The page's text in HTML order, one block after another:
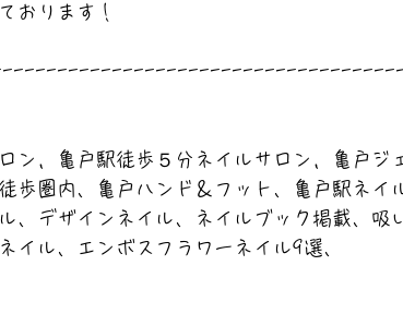
おります！
ン，亀戸駅徒歩５分ネイルサロン，亀戸ジ
歩圏内、亀戸ハンド＆フット、亀戸駅ネイ
、デザインネイル、ネイルブック掲載、吸
イル、エンボスフラワーネイル9選、